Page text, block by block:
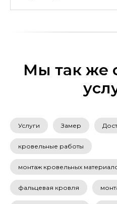
Мы так же
Услуги Замер
кровельные работы
монтаж кровельных
фальцевая кровля